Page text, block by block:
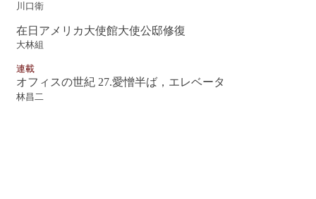
川口衛
在日アメリカ大使館大使公邸修復
大林組
連載
オフィスの世紀 27.愛憎半ば，エレベータ
林昌二